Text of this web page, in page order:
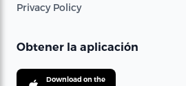
Privacy Policy
Obtener la aplicación
Download on the